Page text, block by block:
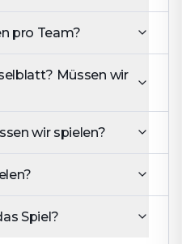
pro Team?
Müssen wir
wir spielen?
Spiel?